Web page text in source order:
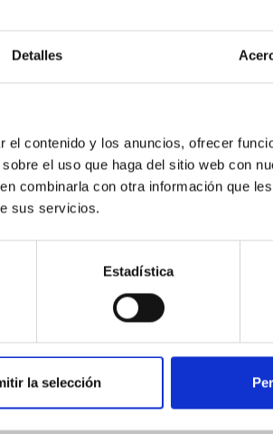
Detalles
contenido y los anuncios, ofrecer
el uso que haga del sitio web con
combinarla con otra información que
sus servicios.
Estadística
la selección
investigadores del Kavli Institute for
de Astrofísica de Canarias (IAC), ha
Dots). Este hallazgo abre una nueva
en el Universo temprano.
caracterizar este objeto. Los Little Red
- 09:00:00
del Teide detecta
entre el Grupo de Sistema Solar